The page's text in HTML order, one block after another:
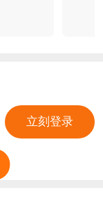
立刻登录